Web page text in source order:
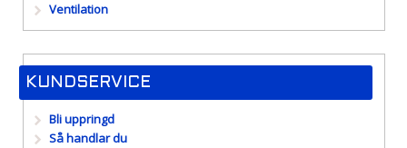
Ventilation
KUNDSERVICE
Bli uppringd
Så handlar du